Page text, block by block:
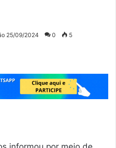
25/09/2024 0 5